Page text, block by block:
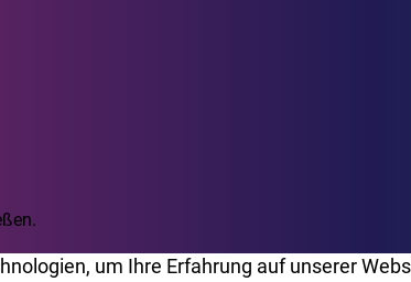
um Ihre Erfahrung auf unserer